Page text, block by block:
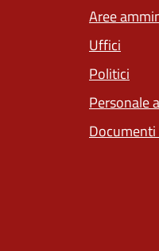
Aree
Uffici
Politici
Personale